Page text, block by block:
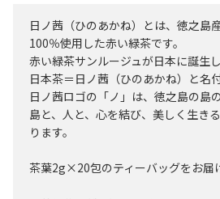
日ノ茜（ひのあかね）とは、徳之島
100％使用した赤い緑茶です。
赤い緑茶サンルージュが日本に誕生
日本茶＝日ノ茜（ひのあかね）と名
日ノ茜ロゴの「ノ」は、徳之島の島
島と、人と、心を結び、美しく生き
ります。
茶葉2g×20包のティーバッグをお届